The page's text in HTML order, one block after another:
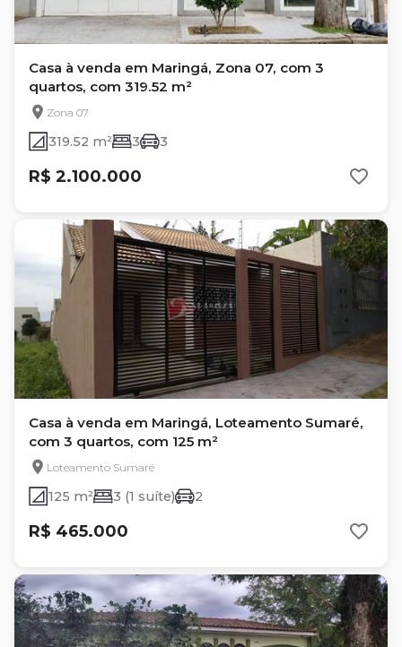
Casa à venda em Maringá, Zona 07, com 3
quartos, com 319.52 m²
Zona 07
319.52 m² 3 3
R$ 2.100.000
Casa à venda em Maringá, Loteamento Sumaré,
com 3 quartos, com 125 m²
Loteamento Sumaré
125 m² 3 (1 suíte) 2
R$ 465.000